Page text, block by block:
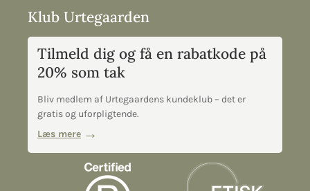
Klub Urtegaarden
Tilmeld dig og få en rabatkode på
20% som tak
Bliv medlem af Urtegaardens kundeklub – det er
gratis og uforpligtende.
Læs mere